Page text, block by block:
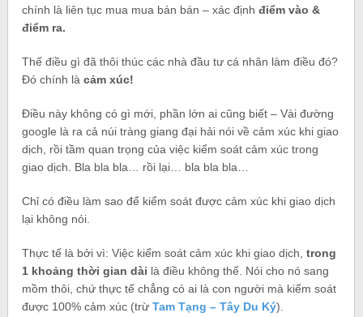
chính là liên tục mua mua bán bán – xác địnhđiểm vào &
điểm ra.
Thế điều gì đã thôi thúc các nhà đầu tư cá nhân làm điều đó?
Đó chính làcảm xúc!
Điều này không có gì mới, phần lớn ai cũng biết – Vài đường
google là ra cả núi tràng giang đại hải nói về cảm xúc khi giao
dịch, rồi tầm quan trọng của việc kiểm soát cảm xúc trong
giao dịch. Bla bla bla… rồi lại… bla bla bla…
Chỉ có điều làm sao để kiểm soát được cảm xúc khi giao dịch
lại không nói.
Thực tế là bởi vì: Việc kiểm soát cảm xúc khi giao dịch,trong
1 khoảng thời gian dài là điều không thể. Nói cho nó sang
mồm thôi, chứ thực tế chẳng có ai là con người mà kiểm soát
được 100% cảm xúc (trừTam Tạng – Tây Du Ký).